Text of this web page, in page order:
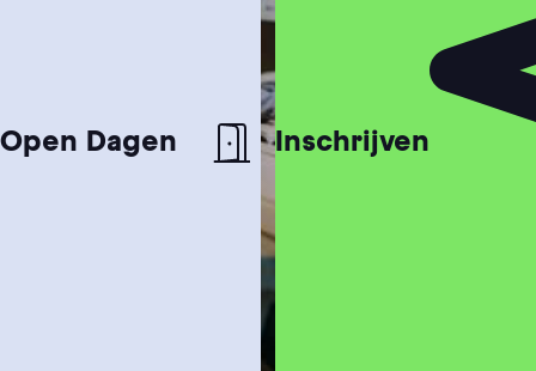
Open Dagen Inschrijven
Hulp nodig bij het kiezen van je studie?